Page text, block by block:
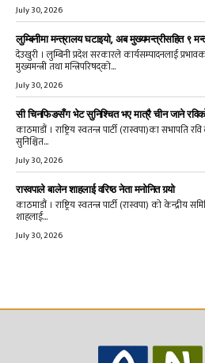
July 30, 2026
लुम्बिनीमा मन्त्रालय घटाइयो, अब मुख्यमन्त्रीसहित ९
देउखुरी । लुम्बिनी प्रदेश सरकारले कार्यसम्पादनलाई
मुख्यमन्त्री तथा मन्त्रिपरिषद्को...
July 30, 2026
सी चिनफिङसँग भेट सुनिश्चित भए मात्रै चीन जाने
काठमाडौं । राष्ट्रिय स्वतन्त्र पार्टी (रास्वपा)का सभापति
सुनिश्चित...
July 30, 2026
रास्वपाले बालेन शाहलाई वरिष्ठ नेता मनोनित गर्‍यो
काठमाडौं । राष्ट्रिय स्वतन्त्र पार्टी (रास्वपा) को केन्द्रीय
शाहलाई...
July 30, 2026